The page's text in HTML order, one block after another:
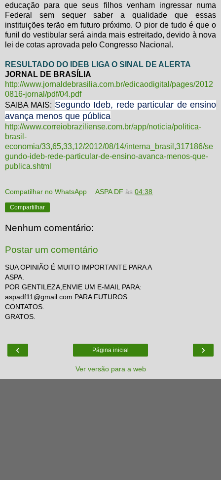
educação para que seus filhos venham ingressar numa
Federal sem sequer saber a qualidade que essas
instituições terão em futuro próximo. O pior de tudo é que o
funil do vestibular será ainda mais estreitado, devido à nova
lei de cotas aprovada pelo Congresso Nacional.
RESULTADO DO IDEB LIGA O SINAL DE ALERTA
JORNAL DE BRASÍLIA
http://www.jornaldebrasilia.com.br/edicaodigital/pages/2012
0816-jornal/pdf/04.pdf
SAIBA MAIS: Segundo Ideb, rede particular de ensino
avança menos que pública
http://www.correiobraziliense.com.br/app/noticia/politica-
brasil-
economia/33,65,33,12/2012/08/14/interna_brasil,317186/se
gundo-ideb-rede-particular-de-ensino-avanca-menos-que-
publica.shtml
Compatilhar no WhatsApp ASPA DF às04:38
Compartilhar
Nenhum comentário:
Postar um comentário
SUA OPINIÃO É MUITO IMPORTANTE PARA A
ASPA.
POR GENTILEZA,ENVIE UM E-MAIL PARA:
aspadf11@gmail.com PARA FUTUROS
CONTATOS.
GRATOS.
‹ ›
Página inicial
Ver versão para a web